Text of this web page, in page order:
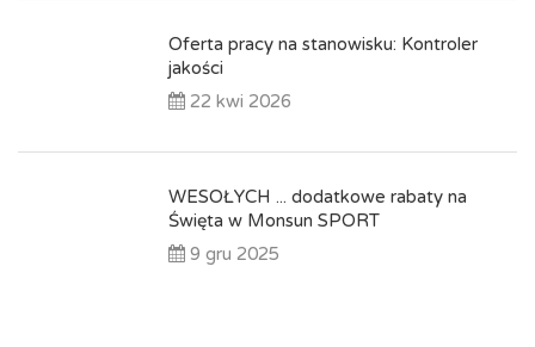
Oferta pracy na stanowisku: Kontroler
jakości
22 kwi 2026
WESOŁYCH ... dodatkowe rabaty na
Święta w Monsun SPORT
9 gru 2025